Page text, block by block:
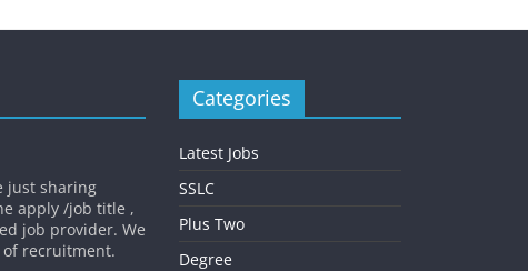
just sharing
apply /job title ,
job provider. We
recruitment.
Categories
Latest Jobs
SSLC
Plus Two
Degree